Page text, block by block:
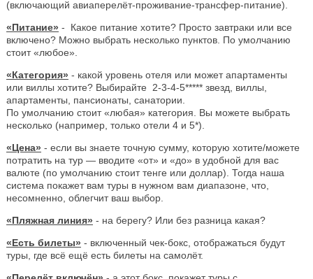
(включающий авиаперелёт-проживание-трансфер-питание).
«Питание» - Какое питание хотите? Просто завтраки или все
включено? Можно выбрать несколько пунктов. По умолчанию
стоит «любое».
«Категория» - какой уровень отеля или может апартаменты
или виллы хотите? Выбирайте 2-3-4-5***** звезд, виллы,
апартаменты, пансионаты, санатории.
По умолчанию стоит «любая» категория. Вы можете выбрать
несколько (например, только отели 4 и 5*).
«Цена» - если вы знаете точную сумму, которую хотите/можете
потратить на тур — вводите «от» и «до» в удобной для вас
валюте (по умолчанию стоит тенге или доллар). Тогда наша
система покажет вам туры в нужном вам диапазоне, что,
несомненно, облегчит ваш выбор.
«Пляжная линия» - на берегу? Или без разница какая?
«Есть билеты» - включенный чек-бокс, отображаться будут
туры, где всё ещё есть билеты на самолёт.